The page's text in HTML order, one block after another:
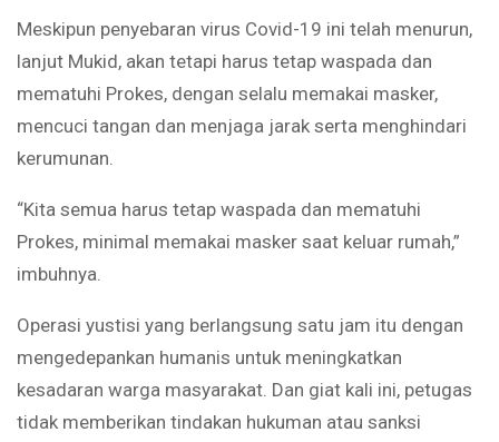
Meskipun penyebaran virus Covid-19 ini telah menurun,
lanjut Mukid, akan tetapi harus tetap waspada dan
mematuhi Prokes, dengan selalu memakai masker,
mencuci tangan dan menjaga jarak serta menghindari
kerumunan.
“Kita semua harus tetap waspada dan mematuhi
Prokes, minimal memakai masker saat keluar rumah,”
imbuhnya.
Operasi yustisi yang berlangsung satu jam itu dengan
mengedepankan humanis untuk meningkatkan
kesadaran warga masyarakat. Dan giat kali ini, petugas
tidak memberikan tindakan hukuman atau sanksi